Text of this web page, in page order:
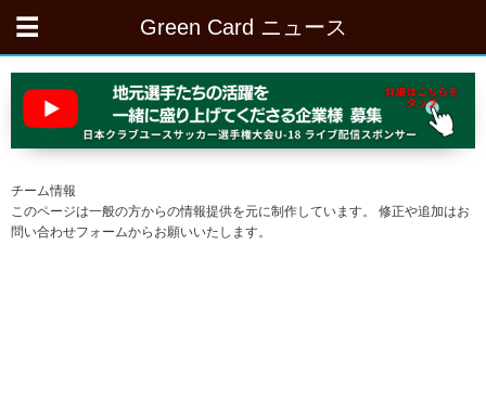
Green Card ニュース
チーム情報
このページは一般の方からの情報提供を元に制作しています。 修正や追加はお
問い合わせフォームからお願いいたします。